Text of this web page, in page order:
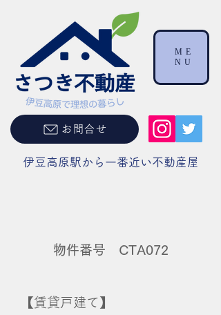
伊豆高原駅から一番近い不動産屋
お問合せ
ME
NU
物件番号 CTA072
【賃貸戸建て】